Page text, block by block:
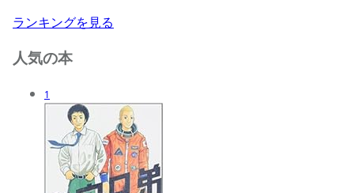
ランキングを見る
人気の本
1